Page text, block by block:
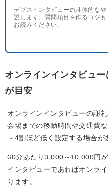
デプスインタビューの具体的な
説します。質問項目を作るコツ
お読みください。
オンラインインタビュ
が目安
オンラインインタビューの謝
会場までの移動時間や交通費
～4割ほど低く設定する場合が
60分あたり3,000～10,000円
インタビューであればオンラ
ります。